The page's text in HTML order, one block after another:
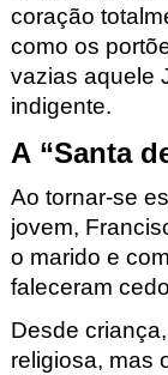
coração
como os
vazias aquele
indigente.
A “Santa
Ao tornar-se
jovem,
o marido e
faleceram
Desde
religiosa, mas